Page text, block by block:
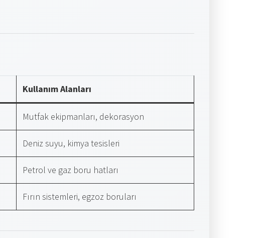
Kullanım Alanları
Mutfak ekipmanları, dekorasyon
Deniz suyu, kimya tesisleri
Petrol ve gaz boru hatları
Fırın sistemleri, egzoz boruları